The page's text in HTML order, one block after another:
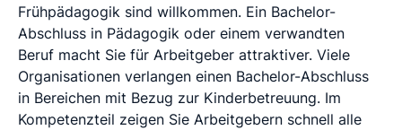
Frühpädagogik sind willkommen. Ein Bachelor-
Abschluss in Pädagogik oder einem verwandten
Beruf macht Sie für Arbeitgeber attraktiver. Viele
Organisationen verlangen einen Bachelor-Abschluss
in Bereichen mit Bezug zur Kinderbetreuung. Im
Kompetenzteil zeigen Sie Arbeitgebern schnell alle